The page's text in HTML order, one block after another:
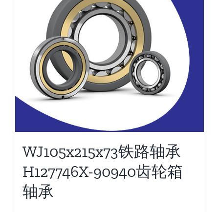
WJ105x215x73铁路轴承
H127746X-90940齿轮箱
轴承